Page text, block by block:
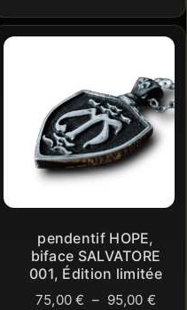
à
pendentif HOPE,
biface SALVATORE
001, Édition limitée
75,00€ – 95,00 €